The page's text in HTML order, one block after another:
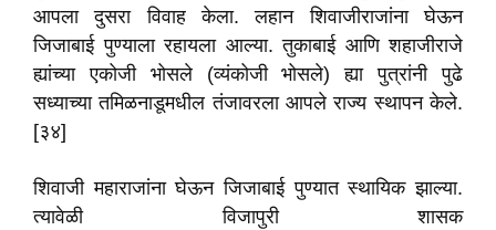
आपला दुसरा विवाह केला. लहान शिवाजीराजांना घेऊन
जिजाबाई पुण्याला रहायला आल्या. तुकाबाई आणि शहाजीराजे
ह्यांच्या एकोजी भोसले (व्यंकोजी भोसले) ह्या पुत्रांनी पुढे
सध्याच्या तमिळनाडूमधील तंजावरला आपले राज्य स्थापन केले.
[३४]
शिवाजी महाराजांना घेऊन जिजाबाई पुण्यात स्थायिक झाल्या.
त्यावेळी विजापुरी शासक